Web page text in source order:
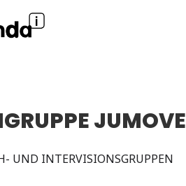
JUMOVE
UND INTERVISIONSGRUPPEN